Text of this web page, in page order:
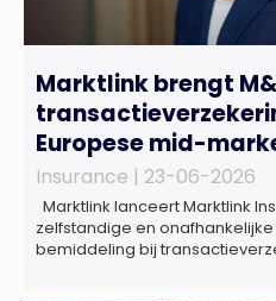
Marktlink brengt
Europese mid-
Insurance | 23-06-2026
Marktlink lanceert Marktlink
zelfstandige en
bemiddeling bij